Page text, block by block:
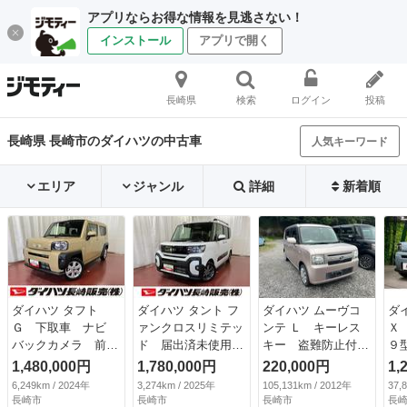
アプリならお得な情報を見逃さない！
インストール アプリで開く
長崎県 検索 ログイン 投稿
長崎県 長崎市のダイハツの中古車 人気キーワード
エリア ジャンル 詳細 新着順
ダイハツ タフト
Ｇ 下取車 ナビ
バックカメラ 前後
ドラレコ シートヒ
ーター ＬＥＤヘッ
ドランプ スマート
1,480,000円
6,249km / 2024年
長崎市
ダイハツ タント フ
ァンクロスリミテッ
ド 届出済未使用
車 元展示車 ディ
スプレイオーディ
オ ＴＶ バックカ
1,780,000円
3,274km / 2025年
長崎市
ダイハツ ムーヴコ
ンテ Ｌ キーレス
キー 盗難防止付
き Ｗエアバック
ベンチシート オー
トエアコン パワー
220,000円
105,131km / 2012年
長崎市
ダ
９
ー
メ
テ
長